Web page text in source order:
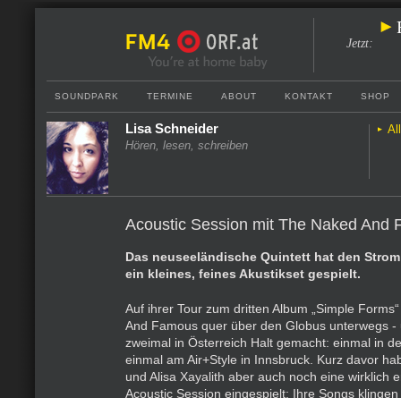
Jetzt:
SOUNDPARK TERMINE ABOUT KONTAKT SHOP
Lisa Schneider
Hören, lesen, schreiben
Acoustic Session mit The Naked And
Das neuseeländische Quintett hat den
ein kleines, feines Akustikset gespielt.
Auf ihrer Tour zum dritten Album „Simple
And Famous quer über den Globus unterwegs -
zweimal in Österreich Halt gemacht: einmal in
einmal am Air+Style in Innsbruck. Kurz davor
und Alisa Xayalith aber auch noch eine wirklich
Acoustic Session eingespielt: Ihre Songs